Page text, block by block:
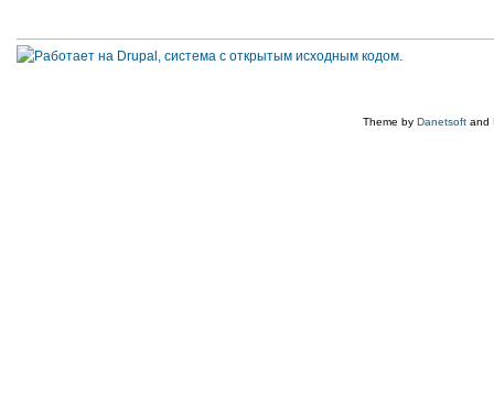
Theme by Danetsoft and